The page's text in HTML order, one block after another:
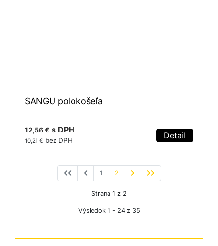
SANGU polokošeľa
12,56 € s DPH
10,21 € bez DPH Detail
1 2
Strana 1 z 2
Výsledok 1 - 24 z 35